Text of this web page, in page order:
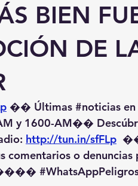
BIEN
DE
�� Últimas #noticias en
y 1600-AM��️
http://tun.in/sfFLp
comentarios o
��️��